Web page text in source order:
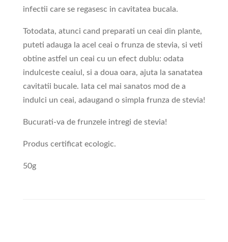
infectii care se regasesc in cavitatea bucala.
Totodata, atunci cand preparati un ceai din plante,
puteti adauga la acel ceai o frunza de stevia, si veti
obtine astfel un ceai cu un efect dublu: odata
indulceste ceaiul, si a doua oara, ajuta la sanatatea
cavitatii bucale. Iata cel mai sanatos mod de a
indulci un ceai, adaugand o simpla frunza de stevia!
Bucurati-va de frunzele intregi de stevia!
Produs certificat ecologic.
50g